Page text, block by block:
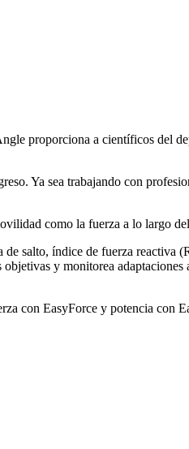
proporciona a científicos del
Ya sea trabajando con
como la fuerza a lo largo
salto, índice de fuerza reactiva
y monitorea
con EasyForce y potencia con